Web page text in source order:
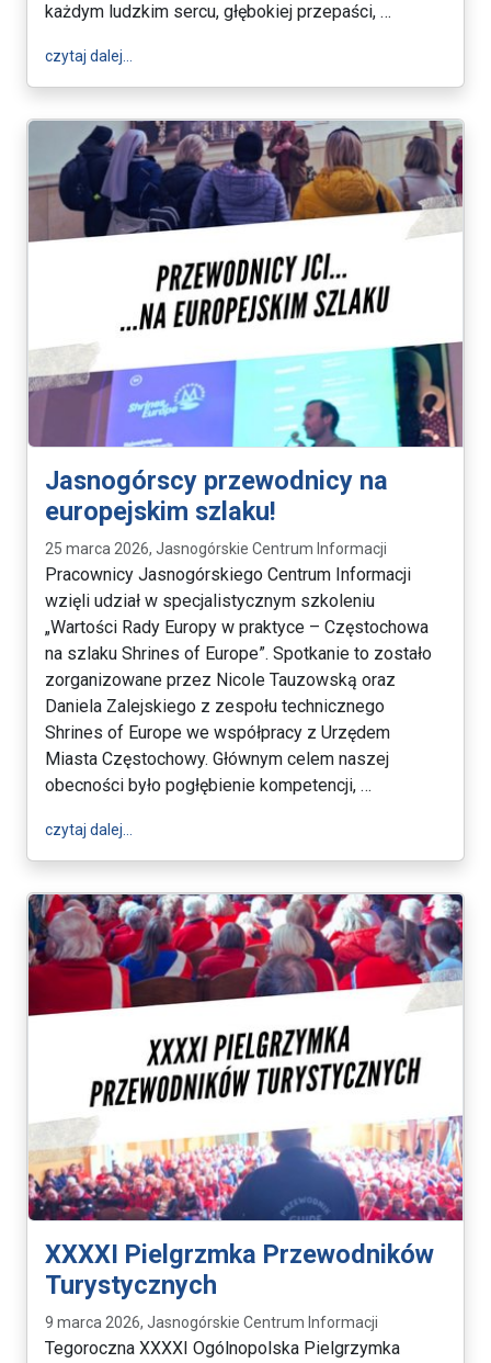
każdym ludzkim sercu, głębokiej przepaści, …
czytaj dalej…
Jasnogórscy przewodnicy na
europejskim szlaku!
25 marca 2026, Jasnogórskie Centrum Informacji
Pracownicy Jasnogórskiego Centrum Informacji
wzięli udział w specjalistycznym szkoleniu
„Wartości Rady Europy w praktyce – Częstochowa
na szlaku Shrines of Europe”. Spotkanie to zostało
zorganizowane przez Nicole Tauzowską oraz
Daniela Zalejskiego z zespołu technicznego
Shrines of Europe we współpracy z Urzędem
Miasta Częstochowy. Głównym celem naszej
obecności było pogłębienie kompetencji, …
czytaj dalej…
XXXXI Pielgrzmka Przewodników
Turystycznych
9 marca 2026, Jasnogórskie Centrum Informacji
Tegoroczna XXXXI Ogólnopolska Pielgrzymka